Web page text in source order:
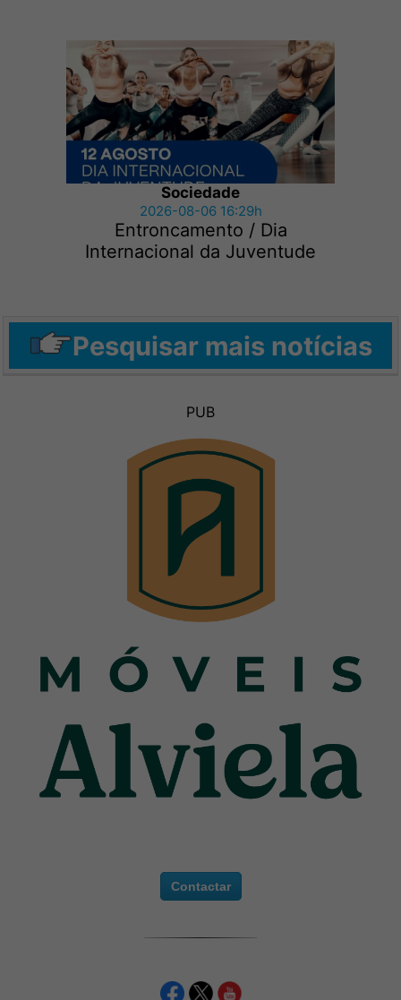
Sociedade
2026-08-06 16:29h
Entroncamento / Dia
Internacional da Juventude
Pesquisar mais notícias
PUB
Contactar